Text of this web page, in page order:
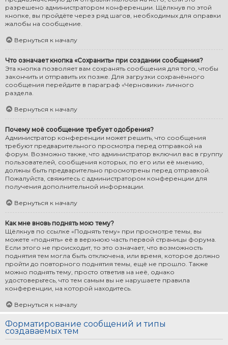
разрешено администратором конференции. Щёлкнув по этой
кнопке, вы пройдёте через ряд шагов, необходимых для оправки
жалобы на сообщение.
Вернуться к началу
Что означает кнопка «Сохранить» при создании сообщения?
Эта кнопка позволяет вам сохранять сообщения для того, чтобы
закончить и отправить их позже. Для загрузки сохранённого
сообщения перейдите в параграф «Черновики» личного
раздела.
Вернуться к началу
Почему моё сообщение требует одобрения?
Администратор конференции может решить, что сообщения
требуют предварительного просмотра перед отправкой на
форум. Возможно также, что администратор включил вас в группу
пользователей, сообщения которых, по его или её мнению,
должны быть предварительно просмотрены перед отправкой.
Пожалуйста, свяжитесь с администратором конференции для
получения дополнительной информации.
Вернуться к началу
Как мне вновь поднять мою тему?
Щёлкнув по ссылке «Поднять тему» при просмотре темы, вы
можете «поднять» её в верхнюю часть первой страницы форума.
Если этого не происходит, то это означает, что возможность
поднятия тем могла быть отключена, или время, которое должно
пройти до повторного поднятия темы, ещё не прошло. Также
можно поднять тему, просто ответив на неё, однако
удостоверьтесь, что тем самым вы не нарушаете правила
конференции, на которой находитесь.
Вернуться к началу
Форматирование сообщений и типы
создаваемых тем